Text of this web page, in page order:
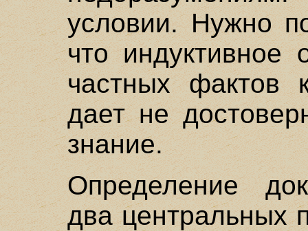
условии. Нужно
что индуктивное
частных фактов
дает не
знание.
Определение
два центральных